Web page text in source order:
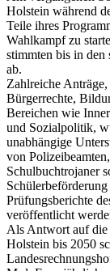
Holstein während
Teile ihres
Wahlkampf zu
stimmten bis in den
ab.
Zahlreiche
Bürgerrechte,
Bereichen wie
und Sozialpolitik,
unabhängige
von
Schulbuchtrojaner
Prüfungsberichte
veröffentlicht
Als Antwort auf die
Holstein bis 2050